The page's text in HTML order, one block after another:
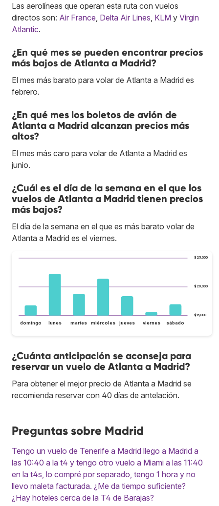
Las aerolíneas que operan esta ruta con vuelos
directos son: Air France Delta Air Lines KLM y Virgin
Atlantic.
¿En qué mes se pueden encontrar precios
más bajos de Atlanta a Madrid?
El mes más barato para volar de Atlanta a Madrid es
febrero.
¿En qué mes los boletos de avión de
Atlanta a Madrid alcanzan precios más
altos?
El mes más caro para volar de Atlanta a Madrid es
junio.
¿Cuál es el día de la semana en el que los
vuelos de Atlanta a Madrid tienen precios
más bajos?
El día de la semana en el que es más barato volar de
Atlanta a Madrid es el viernes.
$15,000
$20,000
$25,000
domingo lunes martes miércoles jueves viernes sábado
¿Cuánta anticipación se aconseja para
reservar un vuelo de Atlanta a Madrid?
Para obtener el mejor precio de Atlanta a Madrid se
recomienda reservar con 40 días de antelación.
Preguntas sobre Madrid
Tengo un vuelo de Tenerife a Madrid llego a Madrid a
las 10:40 a la t4 y tengo otro vuelo a Miami a las 11:40
en la t4s, lo compré por separado, tengo 1 hora y no
llevo maleta facturada. ¿Me da tiempo suficiente?
¿Hay hoteles cerca de la T4 de Barajas?